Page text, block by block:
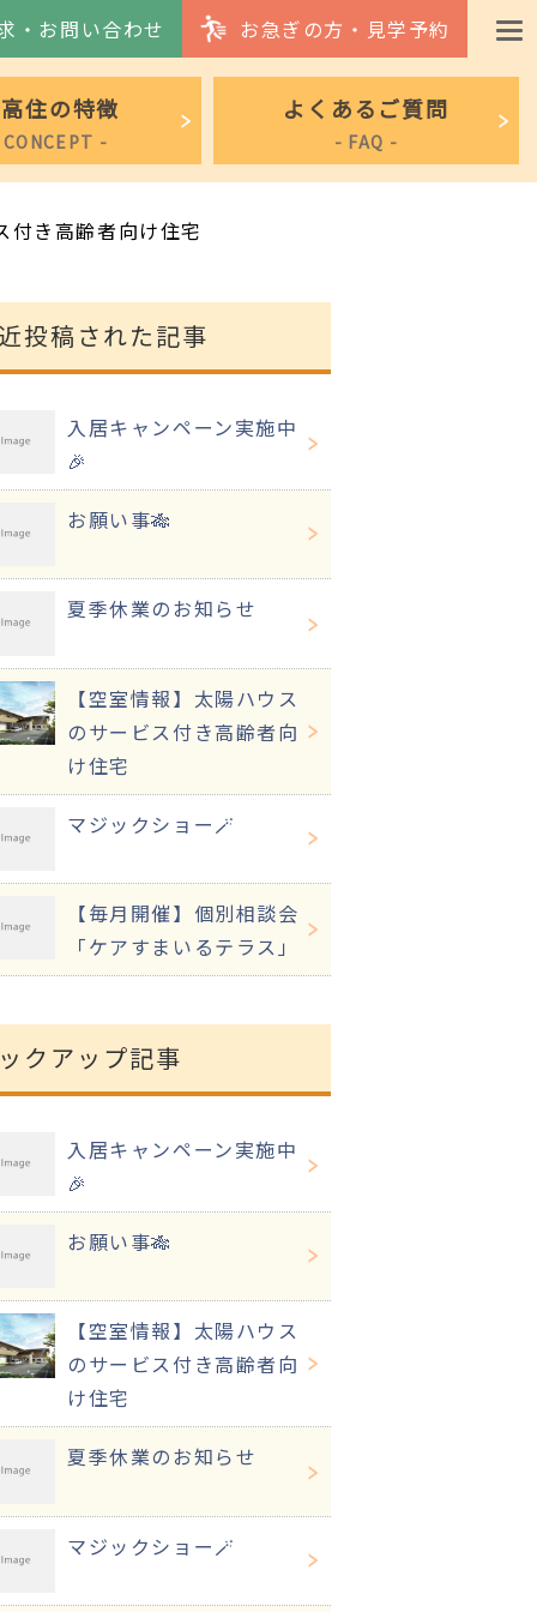
・お問い合わせ お急ぎの方・見学予約
住の特徴
-
よくあるご質問
- FAQ -
付き高齢者向け住宅
投稿された記事
入居キャンペーン実施中
🎉
お願い事🎋
夏季休業のお知らせ
【空室情報】太陽ハウス
のサービス付き高齢者向
け住宅
マジックショー🪄
【毎月開催】個別相談会
「ケアすまいるテラス」
クアップ記事
入居キャンペーン実施中
🎉
お願い事🎋
【空室情報】太陽ハウス
のサービス付き高齢者向
け住宅
夏季休業のお知らせ
マジックショー🪄